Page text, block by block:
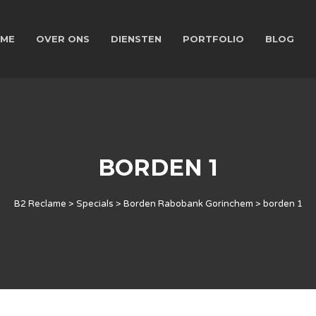
OVER ONS DIENSTEN PORTFOLIO BLOG
BORDEN 1
B2 Reclame > Specials > Borden Rabobank Gorinchem > borden 1